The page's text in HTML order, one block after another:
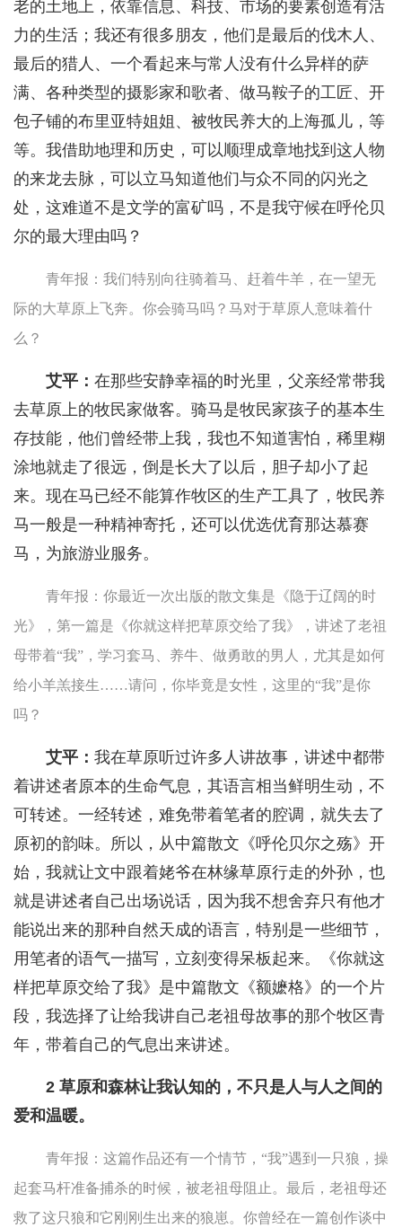
老的土地上，依靠信息、科技、市场的要素创造有活
力的生活；我还有很多朋友，他们是最后的伐木人、
最后的猎人、一个看起来与常人没有什么异样的萨
满、各种类型的摄影家和歌者、做马鞍子的工匠、开
包子铺的布里亚特姐姐、被牧民养大的上海孤儿，等
等。我借助地理和历史，可以顺理成章地找到这人物
的来龙去脉，可以立马知道他们与众不同的闪光之
处，这难道不是文学的富矿吗，不是我守候在呼伦贝
尔的最大理由吗？
青年报：我们特别向往骑着马、赶着牛羊，在一望无
际的大草原上飞奔。你会骑马吗？马对于草原人意味着什
么？
艾平： 在那些安静幸福的时光里，父亲经常带我
去草原上的牧民家做客。骑马是牧民家孩子的基本生
存技能，他们曾经带上我，我也不知道害怕，稀里糊
涂地就走了很远，倒是长大了以后，胆子却小了起
来。现在马已经不能算作牧区的生产工具了，牧民养
马一般是一种精神寄托，还可以优选优育那达慕赛
马，为旅游业服务。
青年报：你最近一次出版的散文集是《隐于辽阔的时
光》，第一篇是《你就这样把草原交给了我》，讲述了老祖
母带着“我”，学习套马、养牛、做勇敢的男人，尤其是如何
给小羊羔接生……请问，你毕竟是女性，这里的“我”是你
吗？
艾平： 我在草原听过许多人讲故事，讲述中都带
着讲述者原本的生命气息，其语言相当鲜明生动，不
可转述。一经转述，难免带着笔者的腔调，就失去了
原初的韵味。所以，从中篇散文《呼伦贝尔之殇》开
始，我就让文中跟着姥爷在林缘草原行走的外孙，也
就是讲述者自己出场说话，因为我不想舍弃只有他才
能说出来的那种自然天成的语言，特别是一些细节，
用笔者的语气一描写，立刻变得呆板起来。《你就这
样把草原交给了我》是中篇散文《额嬷格》的一个片
段，我选择了让给我讲自己老祖母故事的那个牧区青
年，带着自己的气息出来讲述。
2 草原和森林让我认知的，不只是人与人之间的
爱和温暖。
青年报：这篇作品还有一个情节，“我”遇到一只狼，操
起套马杆准备捕杀的时候，被老祖母阻止。最后，老祖母还
救了这只狼和它刚刚生出来的狼崽。你曾经在一篇创作谈中